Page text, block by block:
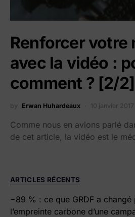
Renforcer votre
avec la vidéo :
comment ? [2/2]
by Erwan Huhardeaux 10 janvier 2017
Comme nous en avions parlé
de cet article, la vidéo est le
ARTICLES RÉCENTS
−89 % : ce que GRDF a changé
l’empreinte carbone d’une